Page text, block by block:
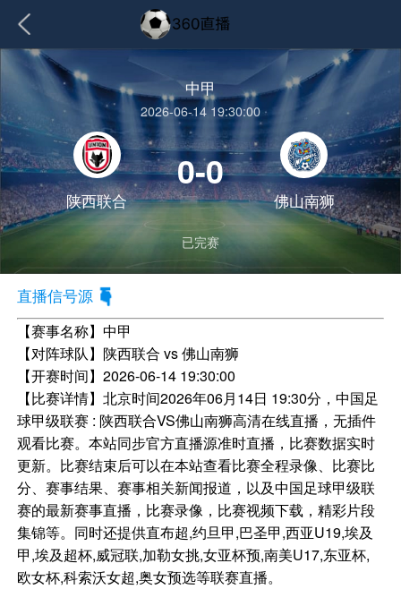
中甲
2026-06-14 19:30:00
陕西联合
0-0
佛山南狮
已完赛
直播信号源
【赛事名称】中甲
【对阵球队】 陕西联合 vs 佛山南狮
【开赛时间】2026-06-14 19:30:00
【比赛详情】北京时间2026年06月14日 19:30分，中国足
球甲级联赛 : 陕西联合VS佛山南狮高清在线直播，无插件
观看比赛。本站同步官方直播源准时直播，比赛数据实时
更新。比赛结束后可以在本站查看比赛全程录像、比赛比
分、赛事结果、赛事相关新闻报道，以及中国足球甲级联
赛的最新赛事直播，比赛录像，比赛视频下载，精彩片段
集锦等。同时还提供直布超,约旦甲,巴圣甲,西亚U19,埃及
甲,埃及超杯,威冠联,加勒女挑,女亚杯预,南美U17,东亚杯,
欧女杯,科索沃女超,奥女预选等联赛直播。